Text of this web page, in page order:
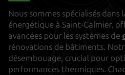
Nous sommes spécialisés dans
énergétique à Saint-Galmier,
avancées pour les systèmes de
rénovations de bâtiments.
désembouage, crucial pour
performances thermiques.